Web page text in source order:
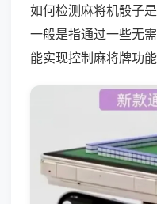
如何检测麻将机骰子
一般是指通过一些无
能实现控制麻将牌功